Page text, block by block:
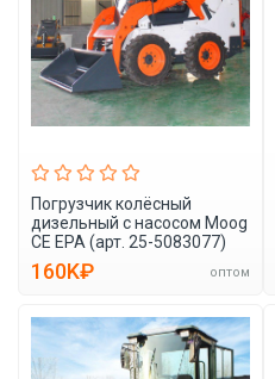
Погрузчик колёсный
дизельный с насосом Moog
CE EPA (арт. 25-5083077)
160K₽ оптом